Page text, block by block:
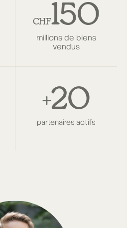
150
millions de biens
vendus
20
partenaires actifs